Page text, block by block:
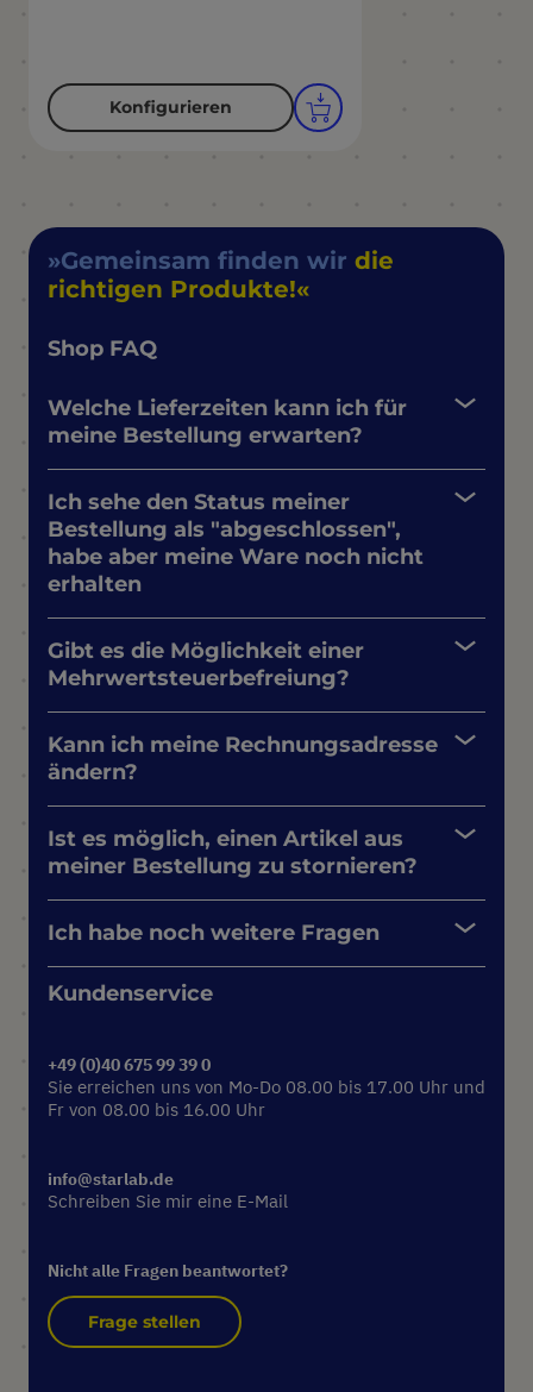
Konfigurieren
Gemeinsam finden wir die
richtigen Produkte!
Shop FAQ
Welche Lieferzeiten kann ich für
meine Bestellung erwarten?
Ich sehe den Status meiner
Bestellung als "abgeschlossen",
habe aber meine Ware noch nicht
erhalten
Gibt es die Möglichkeit einer
Mehrwertsteuerbefreiung?
Kann ich meine Rechnungsadresse
ändern?
Ist es möglich, einen Artikel aus
meiner Bestellung zu stornieren?
Ich habe noch weitere Fragen
Kundenservice
+49 (0)40 675 99 39 0
Sie erreichen uns von Mo-Do 08.00 bis 17.00 Uhr und
Fr von 08.00 bis 16.00 Uhr
info@starlab.de
Schreiben Sie mir eine E-Mail
Nicht alle Fragen beantwortet?
Frage stellen